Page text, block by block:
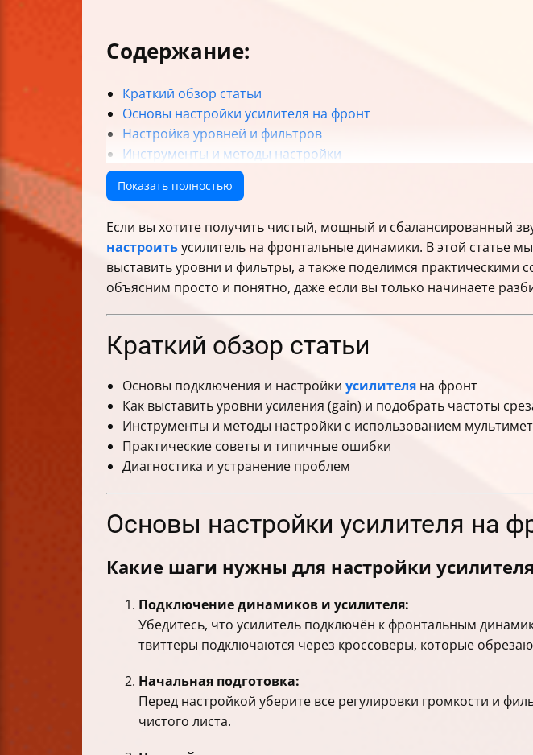
Содержание:
Краткий обзор статьи
Основы настройки усилителя на фронт
Настройка уровней и фильтров
Инструменты и методы настройки
Практические советы и распространённые ошибки
Диагностика и устранение проблем
Таблица основных шагов настройки усилителя на фронт
Показать полностью
Если вы хотите получить чистый, мощный и сбалансированный
настроитьусилитель на фронтальные динамики. В этой статье
выставить уровни и фильтры, а также поделимся
объясним просто и понятно, даже если вы только начинаете
Краткий обзор статьи
Основы подключения и настройки усилителя на фронт
Как выставить уровни усиления (gain) и подобрать частоты
Инструменты и методы настройки с использованием
Практические советы и типичные ошибки
Диагностика и устранение проблем
Основы настройки усилителя на
Какие шаги нужны для настройки
Подключение динамиков и усилителя:
Убедитесь, что усилитель подключён к фронтальным
твиттеры подключаются через кроссоверы, которые
Начальная подготовка:
Перед настройкой уберите все регулировки громкости и
чистого листа.